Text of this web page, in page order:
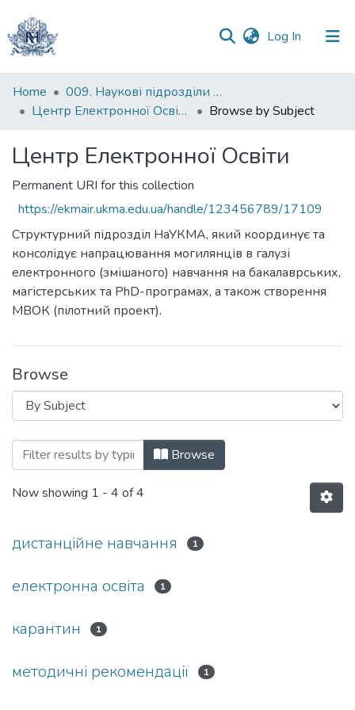
Log In (current)
Communities
&
All of DSpace
Home
009. Наукові підрозділи НаУКМА
Центр Електронної Освіти
Browse by Subject
Центр Електронної Освіти
Permanent URI for this collection
https://ekmair.ukma.edu.ua/handle/123456789/17109
Структурний підрозділ НаУКМА, який координує та
консолідує напрацювання могилянців в галузі
електронного (змішаного) навчання на бакалаврських,
магістерських та PhD-програмах, а також створення
МВОК (пілотний проект).
Browse
Browsing Центр Електронної Освіти
Browse
Now showing 1 - 4 of 4
дистанційне навчання 1
електронна освіта 1
карантин 1
методичні рекомендації 1